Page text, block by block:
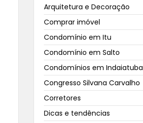
Arquitetura e Decoração
Comprar imóvel
Condomínio em Itu
Condomínio em Salto
Condomínios em Indaiatuba
Congresso Silvana Carvalho
Corretores
Dicas e tendências